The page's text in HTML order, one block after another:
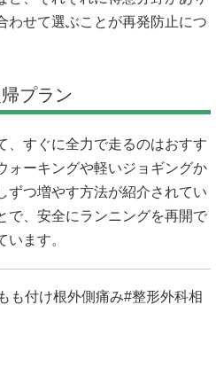
わせて選ぶことが再発防止につ
プラン
、すぐに全力で走るのはおすす
ォーキングや軽いジョギングか
ずつ増やす方法が紹介されてい
で、安全にランニングを再開で
います。
も付け根外側痛み#整形外科相